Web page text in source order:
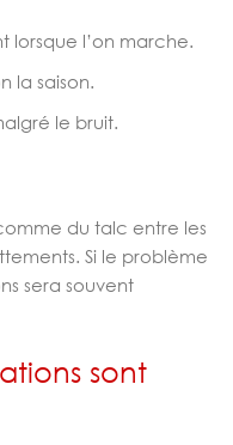
lorsque l’on marche.
la saison.
le bruit.
du talc entre les
Si le problème
sera souvent
sont